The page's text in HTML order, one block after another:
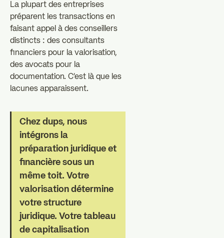
La plupart des entreprises
préparent les transactions en
faisant appel à des conseillers
distincts : des consultants
financiers pour la valorisation,
des avocats pour la
documentation. C'est là que les
lacunes apparaissent.
Chez dups, nous
intégrons la
préparation juridique et
financière sous un
même toit. Votre
valorisation détermine
votre structure
juridique. Votre tableau
de capitalisation